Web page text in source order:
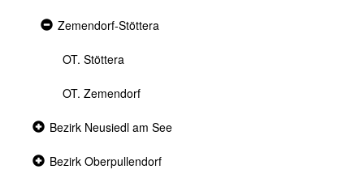
Expanded
Zemendorf-Stöttera
OT. Stöttera
OT. Zemendorf
Collapsed
Bezirk Neusiedl am See
Collapsed
Bezirk Oberpullendorf